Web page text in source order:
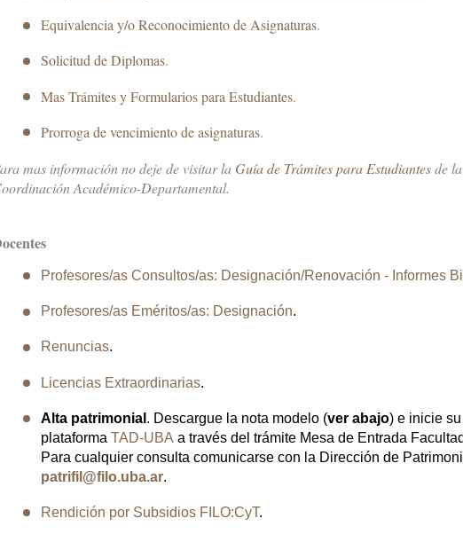
Equivalencia y/o Reconocimiento de Asignaturas.
Solicitud de Diplomas.
Mas Trámites y Formularios para Estudiantes.
Prorroga de vencimiento de asignaturas.
mas información no deje de visitar la Guía de Trámites para Estudiantesde
Académico-Departamental.
Profesores/as Consultos/as: Designación/Renovación - Informes
Profesores/as Eméritos/as: Designación.
Renuncias.
Licencias Extraordinarias.
Alta patrimonial . Descargue la nota modelo (ver abajo) e inicie
plataforma TAD-UBA a través del trámite Mesa de Entrada
Para cualquier consulta comunicarse con la Dirección de
patrifil@filo.uba.ar.
Rendición por Subsidios FILO:CyT.